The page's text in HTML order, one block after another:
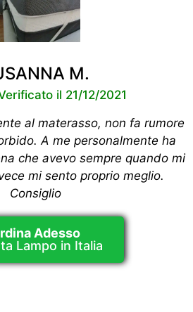
M.
il 21/12/2021
al materasso, non fa rumore
A me personalmente ha
che avevo sempre quando mi
mi sento proprio meglio.
Consiglio
Adesso
Lampo in Italia